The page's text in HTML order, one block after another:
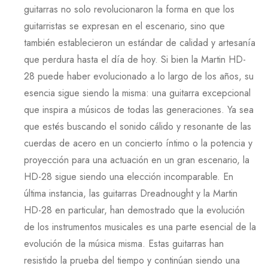
guitarras no solo revolucionaron la forma en que los
guitarristas se expresan en el escenario, sino que
también establecieron un estándar de calidad y artesanía
que perdura hasta el día de hoy. Si bien la Martin HD-
28 puede haber evolucionado a lo largo de los años, su
esencia sigue siendo la misma: una guitarra excepcional
que inspira a músicos de todas las generaciones. Ya sea
que estés buscando el sonido cálido y resonante de las
cuerdas de acero en un concierto íntimo o la potencia y
proyección para una actuación en un gran escenario, la
HD-28 sigue siendo una elección incomparable. En
última instancia, las guitarras Dreadnoughty la Martin
HD-28 en particular, han demostrado que la evolución
de los instrumentos musicales es una parte esencial de la
evolución de la música misma. Estas guitarras han
resistido la prueba del tiempo y continúan siendo una